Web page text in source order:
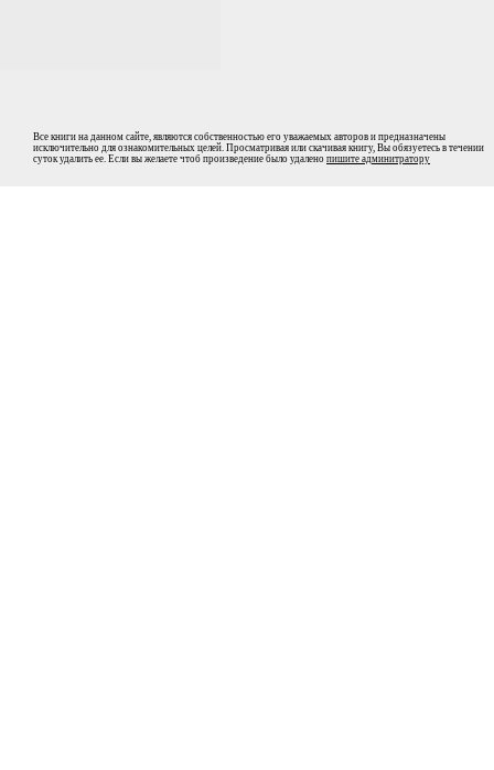
Все книги на данном сайте, являются собственностью его уважаемых авторов и предназначены
исключительно для ознакомительных целей. Просматривая или скачивая книгу, Вы обязуетесь в течении
суток удалить ее. Если вы желаете чтоб произведение было удалено пишите админитратору